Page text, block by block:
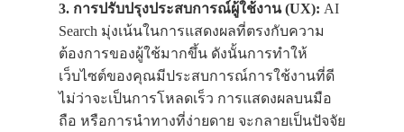
3. การปรับปรุงประสบการณ์ผู้ใช้งาน (UX): AI
Search มุ่งเน้นในการแสดงผลที่ตรงกับความ
ต้องการของผู้ใช้มากขึ้น ดังนั้นการทำให้
เว็บไซต์ของคุณมีประสบการณ์การใช้งานที่ดี
ไม่ว่าจะเป็นการโหลดเร็ว การแสดงผลบนมือ
ถือ หรือการนำทางที่ง่ายดาย จะกลายเป็นปัจจัย